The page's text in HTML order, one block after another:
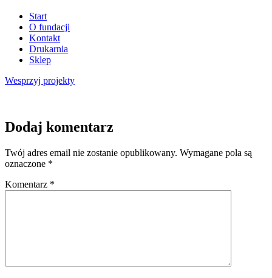
Start
O fundacji
Kontakt
Drukarnia
Sklep
Wesprzyj projekty
Dodaj komentarz
Twój adres email nie zostanie opublikowany. Wymagane pola są
oznaczone *
Komentarz *